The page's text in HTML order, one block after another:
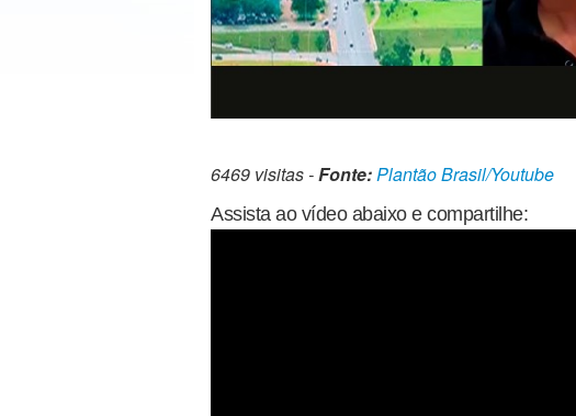
6469 visitas -Fonte:Plantão Brasil/Youtube
Assista ao vídeo abaixo e compartilhe: